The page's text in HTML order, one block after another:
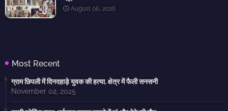
August 06, 2026
Most Recent
ग्राम छिपली में दिनदहाड़े युवक की हत्या, क्षेत्र में फैली सनसनी
November 02, 2025